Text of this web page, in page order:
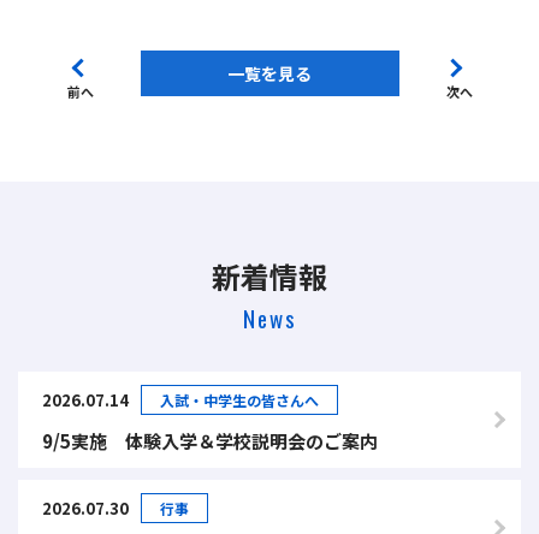
前へ
一覧を見る
次へ
新着情報
News
2026.07.14 入試・中学生の皆さんへ
9/5実施 体験入学＆学校説明会のご案内
2026.07.30 行事